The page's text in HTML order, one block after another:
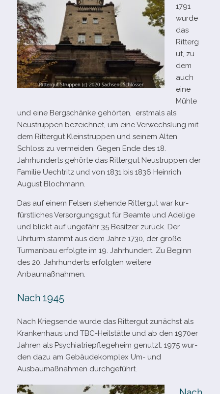
1791
wurde
das
Ritterg
ut, zu
dem
auch
eine
Mühle
und eine Bergschänke gehör­ten, erst­mals als
Neustruppen bezeich­net, um eine Verwechslung mit
dem Rittergut Kleinstruppen und sei­nem Alten
Schloss zu ver­mei­den. Gegen Ende des 18.
Jahrhunderts gehörte das Rittergut Neustruppen der
Familie Uechtritz und von 1831 bis 1836 Heinrich
August Blochmann.
Das auf einem Felsen ste­hende Rittergut war kur­
fürst­li­ches Versorgungsgut für Beamte und Adelige
und blickt auf unge­fähr 35 Besitzer zurück. Der
Uhrturm stammt aus dem Jahre 1730, der große
Turmanbau erfolgte im 19. Jahrhundert. Zu Beginn
des 20. Jahrhunderts erfolg­ten wei­tere
Anbaumaßnahmen.
Nach 1945
Nach Kriegsende wurde das Rittergut zunächst als
Krankenhaus und TBC-​Heilstätte und ab den 1970er
Jahren als Psychiatriepflegeheim genutzt. 1975 wur­
den dazu am Gebäudekomplex Um- und
Ausbaumaßnahmen durchgeführt.